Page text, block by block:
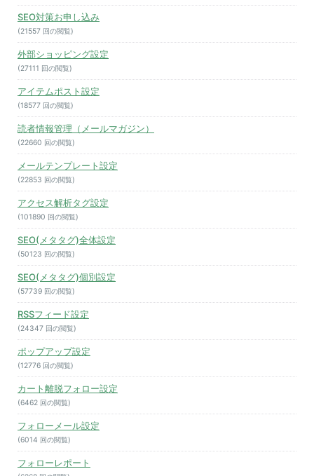
SEO対策お申し込み
(21557 回の閲覧)
外部ショッピング設定
(27111 回の閲覧)
アイテムポスト設定
(18577 回の閲覧)
読者情報管理（メールマガジン）
(22660 回の閲覧)
メールテンプレート設定
(22853 回の閲覧)
アクセス解析タグ設定
(101890 回の閲覧)
SEO(メタタグ)全体設定
(50123 回の閲覧)
SEO(メタタグ)個別設定
(57739 回の閲覧)
RSSフィード設定
(24347 回の閲覧)
ポップアップ設定
(12776 回の閲覧)
カート離脱フォロー設定
(6462 回の閲覧)
フォローメール設定
(6014 回の閲覧)
フォローレポート